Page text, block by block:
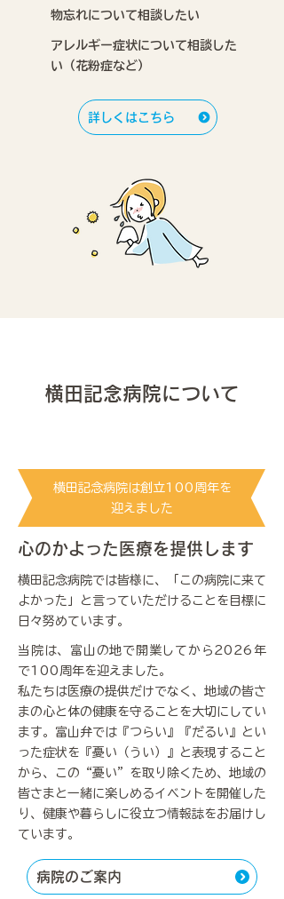
物忘れについて相談したい
アレルギー症状について相談した
い（花粉症など）
詳しくはこちら
横田記念病院について
横田記念病院は創立100​周年を
迎えました
心のかよった医療を提供します
横田記念病院では皆様に、「この病院に来て
よかった」と言っていただけることを目標に
日々努めています。
当院は、富山の地で開業してから2026年
で100周年を迎えました。
私たちは医療の提供だけでなく、地域の皆さ
まの心と体の健康を守ることを大切にしてい
ます。富山弁では『つらい』『だるい』とい
った症状を『憂い（うい）』と表現すること
から、この“憂い”を取り除くため、地域の
皆さまと一緒に楽しめるイベントを開催した
り、健康や暮らしに役立つ情報誌をお届けし
ています。
病院のご案内